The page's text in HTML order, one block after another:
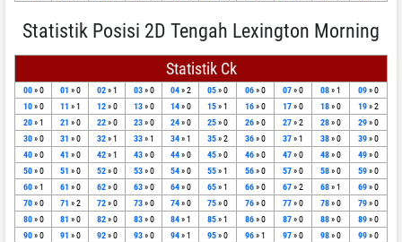
Statistik Posisi 2D Tengah Lexington Morning
Statistik Ck
00» 0 01 » 0 02» 1 03» 0 04» 2 05» 0 06» 0 07» 0 08» 1 09» 0
10» 0 11 » 1 12» 0 13» 0 14» 0 15» 1 16» 0 17» 0 18» 0 19» 2
20» 1 21 » 0 22» 0 23» 0 24» 0 25» 0 26» 0 27» 2 28» 0 29» 0
30» 0 31 » 0 32» 1 33» 1 34» 1 35» 2 36» 0 37» 1 38» 0 39» 0
40» 0 41 » 0 42» 1 43» 0 44» 0 45» 0 46» 0 47» 0 48» 0 49» 0
50» 0 51 » 0 52» 0 53» 0 54» 0 55» 1 56» 0 57» 0 58» 0 59» 0
60» 1 61 » 0 62» 0 63» 0 64» 0 65» 1 66» 0 67» 2 68» 1 69» 0
70» 0 71 » 2 72» 0 73» 0 74» 0 75» 0 76» 0 77» 0 78» 0 79» 0
80» 0 81 » 0 82» 0 83» 0 84» 1 85» 1 86» 0 87» 0 88» 0 89» 0
90» 0 91 » 0 92» 0 93» 0 94» 1 95» 0 96» 1 97» 0 98» 0 99» 0